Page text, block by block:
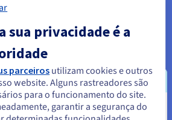
é utilizado para todos os
Python. Permite desenvolver muito
para conteúdos. Facilita
tarefas clássicas aquando da criação
toda a simplicidade.
localizado em
sua privacidade é a
parceiros utilizam cookies e outros
website. Alguns rastreadores são
para o funcionamento do site.
garantir a segurança do